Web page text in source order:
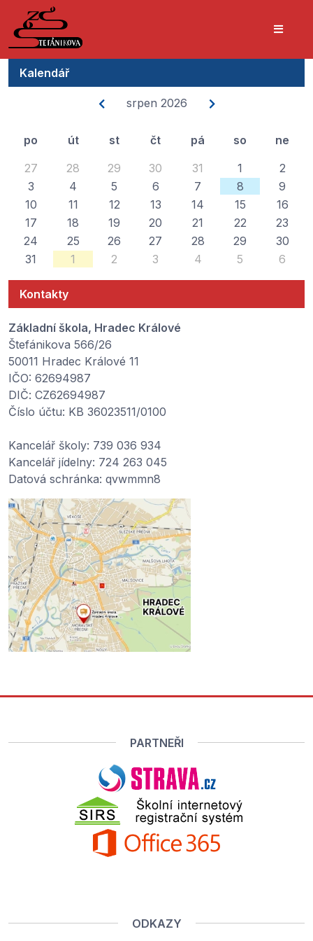
Kalendář
srpen 2026
po út st čt pá so
ne
27
28 29 30 31 1
2
3
4 5 6 7 8
9
10
11 12 13 14 15
16
17
18 19 20 21 22
23
24
25 26 27 28 29
30
31
1 2 3 4 5 6
Kontakty
Základní škola, Hradec Králové
Štefánikova 566/26
50011 Hradec Králové 11
IČO: 62694987
DIČ: CZ62694987
Číslo účtu: KB 36023511/0100
Kancelář školy: 739 036 934
Kancelář jídelny: 724 263 045
Datová schránka: qvwmmn8
PARTNEŘI
ODKAZY